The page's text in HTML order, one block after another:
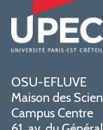
OSU-EFLUVE
Maison des
Campus Centre